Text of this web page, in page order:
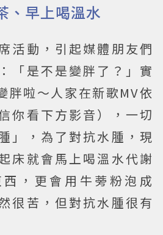
、早上喝溫水
活動，引起媒體朋友們
「是不是變胖了？」實
胖啦～人家在新歌MV依
你看下方影音），一切
」，為了對抗水腫，現
床就會馬上喝溫水代謝
，更會用牛蒡粉泡成
很苦，但對抗水腫很有